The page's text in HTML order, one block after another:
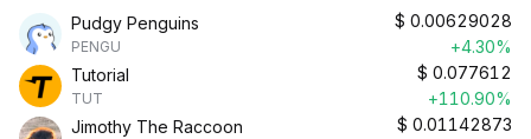
Pudgy Penguins
PENGU
$ 0.00629028
+4.30%
Tutorial
TUT
$ 0.077612
+110.90%
Jimothy The Raccoon
$ 0.01142873